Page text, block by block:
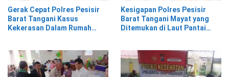
Gerak Cepat Polres Pesisir
Barat Tangani Kasus
Kekerasan Dalam Rumah
Kesigapan Polres Pesisir
Barat Tangani Mayat yang
Ditemukan di Laut Pantai